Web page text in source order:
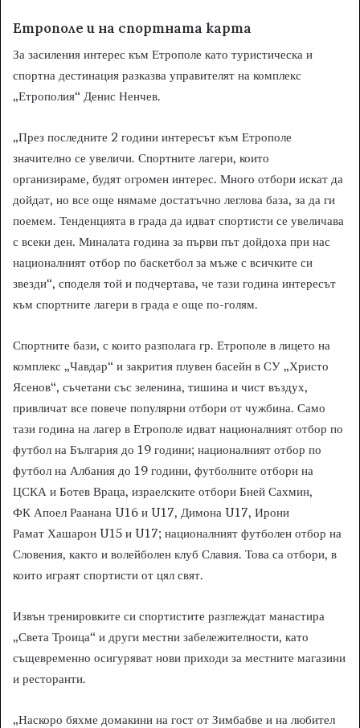
Етрополе и на спортната карта
За засиления интерес към Етрополе като туристическа и
спортна дестинация разказва управителят на комплекс
„Етрополия“ Денис Ненчев.
„През последните 2 години интересът към Етрополе
значително се увеличи. Спортните лагери, които
организираме, будят огромен интерес. Много отбори искат да
дойдат, но все още нямаме достатъчно леглова база, за да ги
поемем. Тенденцията в града да идват спортисти се увеличава
с всеки ден. Миналата година за първи път дойдоха при нас
националният отбор по баскетбол за мъже с всичките си
звезди“, споделя той и подчертава, че тази година интересът
към спортните лагери в града е още по-голям.
Спортните бази, с които разполага гр. Етрополе в лицето на
комплекс „Чавдар“ и закрития плувен басейн в СУ „Христо
Ясенов“, съчетани със зеленина, тишина и чист въздух,
привличат все повече популярни отбори от чужбина. Само
тази година на лагер в Етрополе идват националният отбор по
футбол на България до 19 години; националният отбор по
футбол на Албания до 19 години, футболните отбори на
ЦСКА и Ботев Враца, израелските отбори Бней Сахмин,
ФК Апоел Раанана U16 и U17, Димона U17, Ирони
Рамат Хашарон U15 и U17; националният футболен отбор на
Словения, както и волейболен клуб Славия. Това са отбори, в
които играят спортисти от цял свят.
Извън тренировките си спортистите разглеждат манастира
„Света Троица“ и други местни забележителности, като
същевременно осигуряват нови приходи за местните магазини
и ресторанти.
„Наскоро бяхме домакини на гост от Зимбабве и на любител